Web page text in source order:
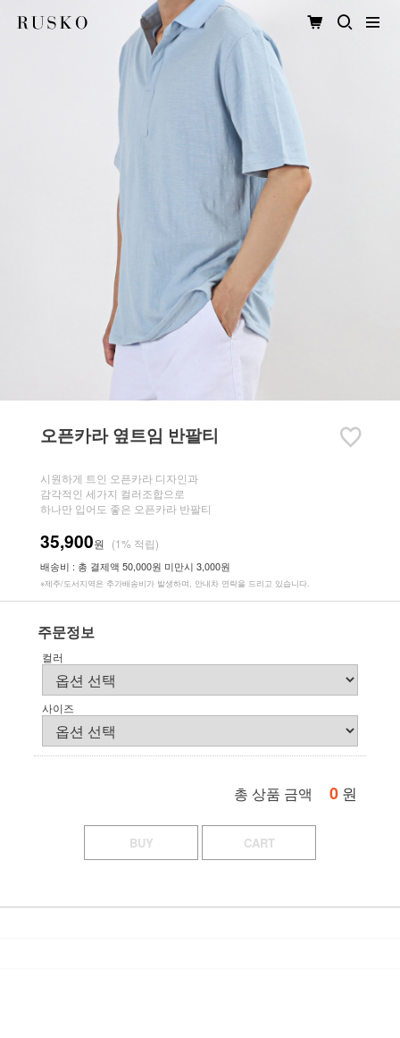
오픈카라 옆트임 반팔티
시원하게 트인 오픈카라 디자인과
감각적인 세가지 컬러조합으로
하나만 입어도 좋은 오픈카라 반팔티
35,900원 (1% 적립)
배송비 : 총 결제액 50,000원 미만시 3,000원
※제주/도서지역은 추가배송비가 발생하며, 안내차 연락을 드리고 있습니다.
주문정보
컬러
사이즈
총 상품 금액 0 원
BUY CART